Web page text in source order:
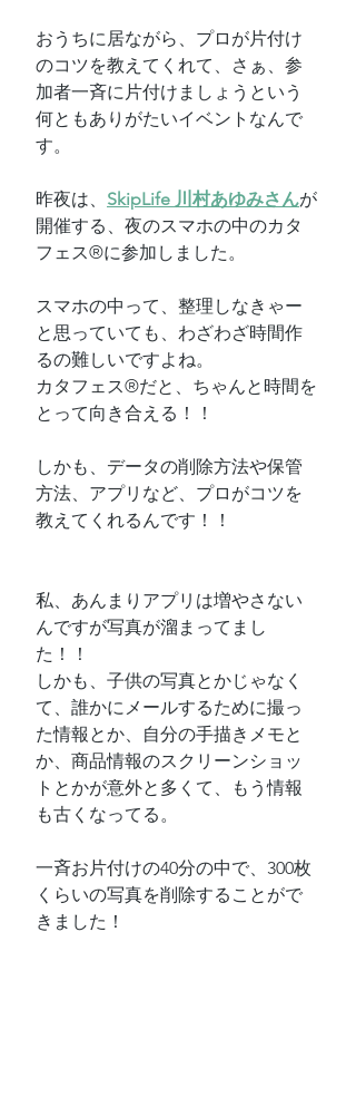
おうちに居ながら、プロが片付け
のコツを教えてくれて、さぁ、参
加者一斉に片付けましょうという
何ともありがたいイベントなんで
す。
昨夜は、 SkipLife 川村あゆみさんが
開催する、夜のスマホの中のカタ
フェス®に参加しました。
スマホの中って、整理しなきゃー
と思っていても、わざわざ時間作
るの難しいですよね。
カタフェス®だと、ちゃんと時間を
とって向き合える！！
しかも、データの削除方法や保管
方法、アプリなど、プロがコツを
教えてくれるんです！！
私、あんまりアプリは増やさない
んですが写真が溜まってまし
た！！
しかも、子供の写真とかじゃなく
て、誰かにメールするために撮っ
た情報とか、自分の手描きメモと
か、商品情報のスクリーンショッ
トとかが意外と多くて、もう情報
も古くなってる。
一斉お片付けの40分の中で、300枚
くらいの写真を削除することがで
きました！